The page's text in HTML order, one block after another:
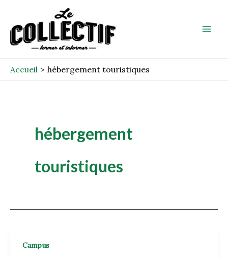
contenu
Accueil hébergement touristiques
hébergement
touristiques
Campus